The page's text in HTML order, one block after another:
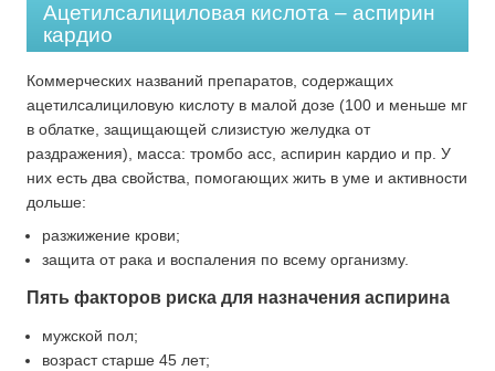
Ацетилсалициловая кислота – аспирин
кардио
Коммерческих названий препаратов, содержащих
ацетилсалициловую кислоту в малой дозе (100 и меньше мг
в облатке, защищающей слизистую желудка от
раздражения), масса: тромбо асс, аспирин кардио и пр. У
них есть два свойства, помогающих жить в уме и активности
дольше:
разжижение крови;
защита от рака и воспаления по всему организму.
Пять факторов риска для назначения аспирина
мужской пол;
возраст старше 45 лет;